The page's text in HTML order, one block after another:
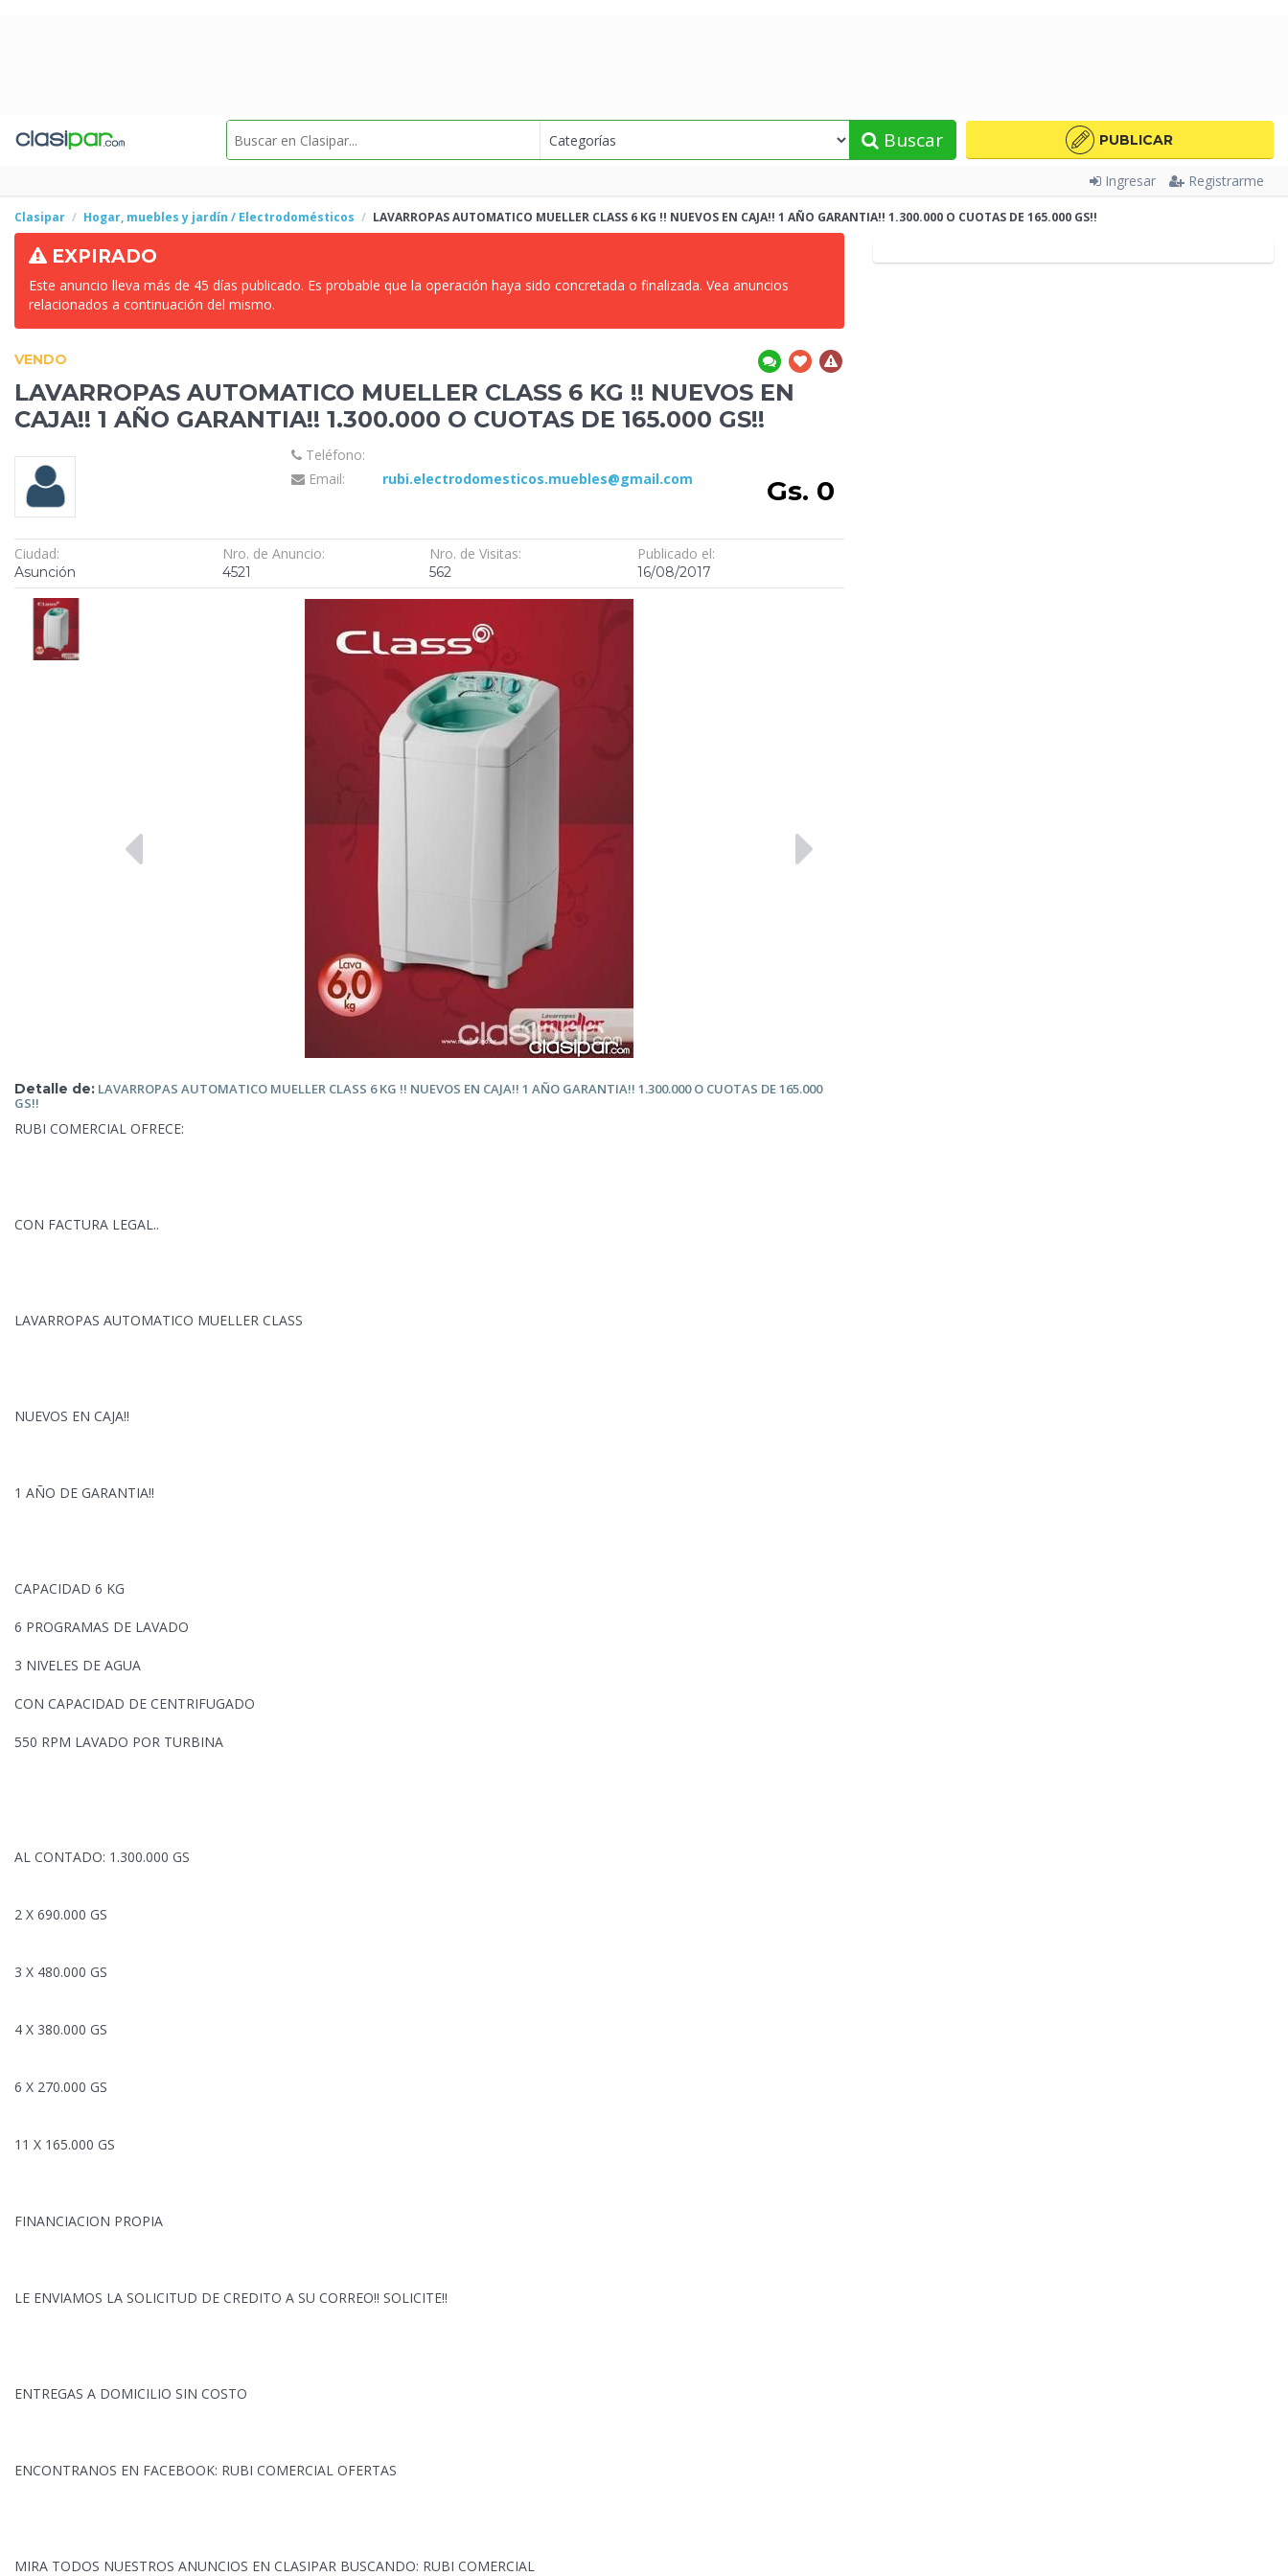
Buscar PUBLICAR
Ingresar Registrarme
Clasipar Hogar, muebles y jardín / Electrodomésticos LAVARROPAS AUTOMATICO MUELLER CLASS 6 KG !! NUEVOS EN CAJA!! 1 AÑO GARANTIA!! 1.300.000 O CUOTAS DE 165.000 GS!!
EXPIRADO
Este anuncio lleva más de 45 días publicado. Es probable que la operación haya sido concretada o finalizada. Vea anuncios
relacionados a continuación del mismo.
VENDO
LAVARROPAS AUTOMATICO MUELLER CLASS 6 KG !! NUEVOS EN
CAJA!! 1 AÑO GARANTIA!! 1.300.000 O CUOTAS DE 165.000 GS!!
Teléfono:
Email:
rubi.electrodomesticos.muebles@gmail.com Gs. 0
Ciudad:
Asunción
Nro. de Anuncio:
4521
Nro. de Visitas:
562
Publicado el:
16/08/2017
Detalle de: LAVARROPAS AUTOMATICO MUELLER CLASS 6 KG !! NUEVOS EN CAJA!! 1 AÑO GARANTIA!! 1.300.000 O CUOTAS DE 165.000
GS!!
RUBI COMERCIAL OFRECE:
CON FACTURA LEGAL..
LAVARROPAS AUTOMATICO MUELLER CLASS
NUEVOS EN CAJA!!
1 AÑO DE GARANTIA!!
CAPACIDAD 6 KG
6 PROGRAMAS DE LAVADO
3 NIVELES DE AGUA
CON CAPACIDAD DE CENTRIFUGADO
550 RPM LAVADO POR TURBINA
AL CONTADO: 1.300.000 GS
2 X 690.000 GS
3 X 480.000 GS
4 X 380.000 GS
6 X 270.000 GS
11 X 165.000 GS
FINANCIACION PROPIA
LE ENVIAMOS LA SOLICITUD DE CREDITO A SU CORREO!! SOLICITE!!
ENTREGAS A DOMICILIO SIN COSTO
ENCONTRANOS EN FACEBOOK: RUBI COMERCIAL OFERTAS
MIRA TODOS NUESTROS ANUNCIOS EN CLASIPAR BUSCANDO: RUBI COMERCIAL